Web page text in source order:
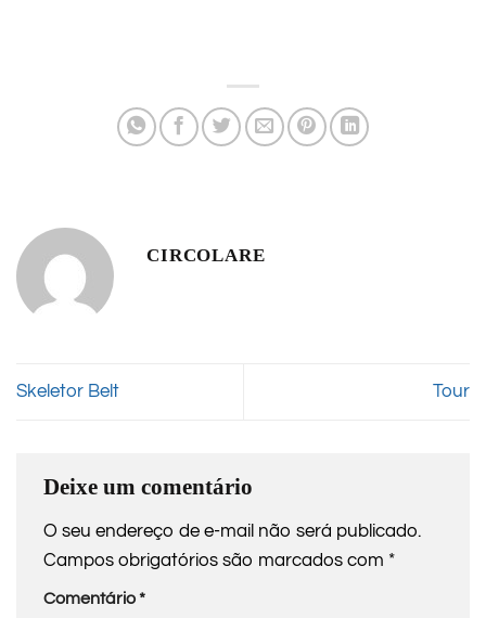
CIRCOLARE
Skeletor Belt Tour
Deixe um comentário
O seu endereço de e-mail não será publicado.
Campos obrigatórios são marcados com *
Comentário*